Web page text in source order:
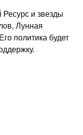
и звезды
Лунная
политика будет